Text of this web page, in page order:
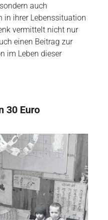
auch
in ihrer Lebenssituation
vermittelt nicht nur
einen Beitrag zur
im Leben dieser
30 Euro